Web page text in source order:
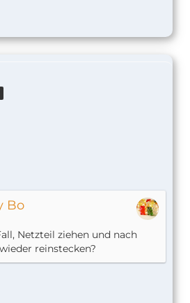
Bo
Netzteil ziehen und nach
reinstecken?